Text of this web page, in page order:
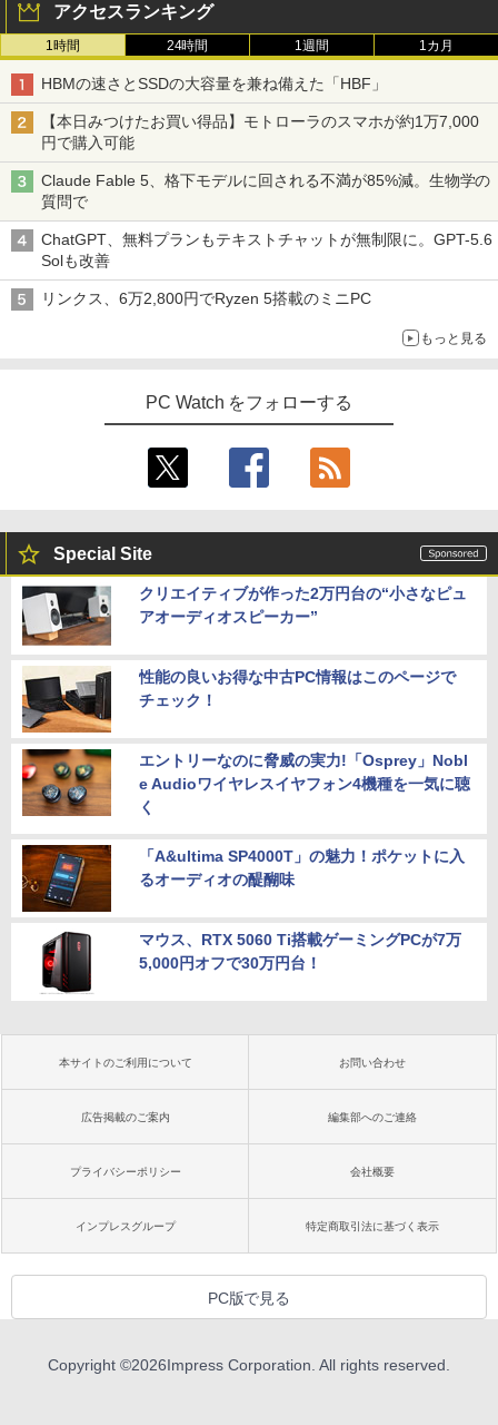
~1TB メモリ 8~16GB デスクトップPC o
ffice2021 安い 激安 ゲーム 高スペック 0
26
￥46,980
ライト付 非光沢 ノングレア 液晶ディス
プレイ ディスプレイポート VGA【中
古】
￥5,300
アクセスランキング
1時間 24時間 1週間 1カ月
HBMの速さとSSDの大容量を兼ね備えた「HBF」
【本日みつけたお買い得品】モトローラのスマホが約1万7,000
円で購入可能
Claude Fable 5、格下モデルに回される不満が85%減。生物学の
質問で
ChatGPT、無料プランもテキストチャットが無制限に。GPT-5.6
Solも改善
リンクス、6万2,800円でRyzen 5搭載のミニPC
もっと見る
PC Watch をフォローする
Special Site
クリエイティブが作った2万円台の“小さなピュ
アオーディオスピーカー”
性能の良いお得な中古PC情報はこのページで
チェック！
エントリーなのに脅威の実力!「Osprey」Nobl
e Audioワイヤレスイヤフォン4機種を一気に聴
く
「A&ultima SP4000T」の魅力！ポケットに入
るオーディオの醍醐味
マウス、RTX 5060 Ti搭載ゲーミングPCが7万
5,000円オフで30万円台！
本サイトのご利用について お問い合わせ
広告掲載のご案内 編集部へのご連絡
プライバシーポリシー 会社概要
インプレスグループ 特定商取引法に基づく表示
PC版で見る
Copyright ©2026Impress Corporation. All rights reserved.